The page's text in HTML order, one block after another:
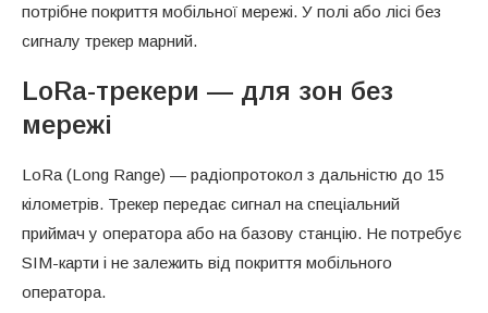
потрібне покриття мобільної мережі. У полі або лісі без
сигналу трекер марний.
LoRa-трекери — для зон без
мережі
LoRa (Long Range) — радіопротокол з дальністю до 15
кілометрів. Трекер передає сигнал на спеціальний
приймач у оператора або на базову станцію. Не потребує
SIM-карти і не залежить від покриття мобільного
оператора.